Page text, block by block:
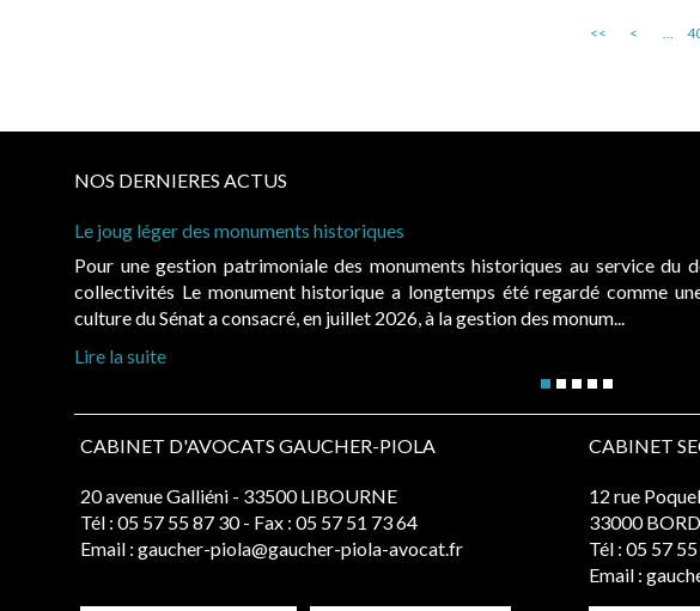
<< < ...
NOS DERNIERES ACTUS
Le joug léger des monuments historiques
Pour une gestion patrimoniale des monuments historiques au service du
collectivités Le monument historique a longtemps été regardé comme
culture du Sénat a consacré, en juillet 2026, à la gestion des monum...
Lire la suite
CABINET D'AVOCATS GAUCHER-PIOLA
20 avenue Galliéni - 33500 LIBOURNE
Tél : 05 57 55 87 30 - Fax : 05 57 51 73 64
Email : gaucher-piola@gaucher-piola-avocat.fr
CABINET
12 rue
33000
Tél : 05 57
Email :